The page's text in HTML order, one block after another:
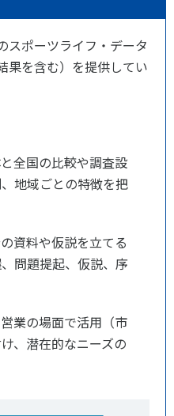
スポーツライフ・データ
果を含む）を提供してい
全国の比較や調査設
地域ごとの特徴を把
資料や仮説を立てる
問題提起、仮説、序
業の場面で活用（市
、潜在的なニーズの